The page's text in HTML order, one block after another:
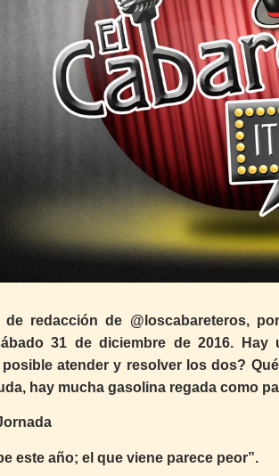
de redacción de @loscabareteros,
31 de diciembre de 2016.
atender y resolver los dos?
hay mucha gasolina regada como
este año; el que viene parece peor”.